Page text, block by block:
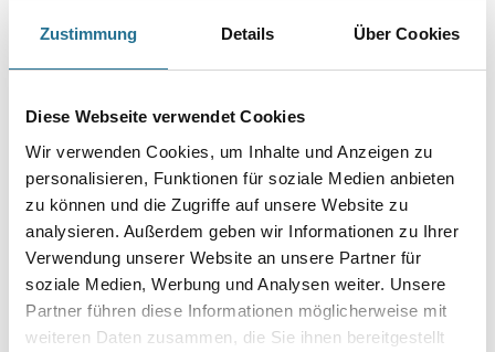
Zustimmung Details Über Cookies
Diese Webseite verwendet Cookies
Wir verwenden Cookies, um Inhalte und Anzeigen zu
personalisieren, Funktionen für soziale Medien anbieten
zu können und die Zugriffe auf unsere Website zu
analysieren. Außerdem geben wir Informationen zu Ihrer
Verwendung unserer Website an unsere Partner für
soziale Medien, Werbung und Analysen weiter. Unsere
Partner führen diese Informationen möglicherweise mit
weiteren Daten zusammen, die Sie ihnen bereitgestellt
Umrechnungsfaktoren